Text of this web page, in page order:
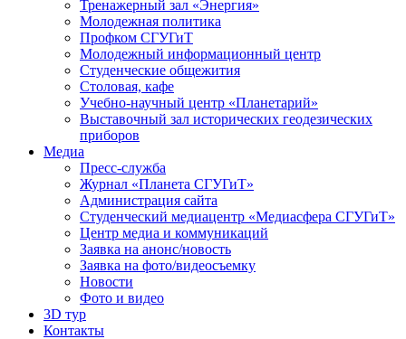
Тренажерный зал «Энергия»
Молодежная политика
Профком СГУГиТ
Молодежный информационный центр
Студенческие общежития
Столовая, кафе
Учебно-научный центр «Планетарий»
Выставочный зал исторических геодезических
приборов
Медиа
Пресс-служба
Журнал «Планета СГУГиТ»
Администрация сайта
Студенческий медиацентр «Медиасфера СГУГиТ»
Центр медиа и коммуникаций
Заявка на анонс/новость
Заявка на фото/видеосъемку
Новости
Фото и видео
3D тур
Контакты